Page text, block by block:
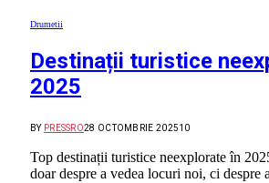
Drumetii
Destinații turistice
2025
BY PRESSRO28 OCTOMBRIE 202510
Top destinații turistice neexplorate în
doar despre a vedea locuri noi, ci